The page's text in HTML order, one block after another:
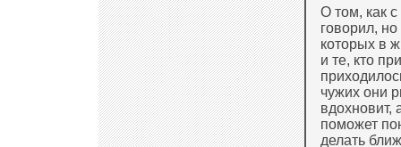
О том, как
говорил,
которых в
и те, кто
чужих они
вдохновит,
поможет
делать